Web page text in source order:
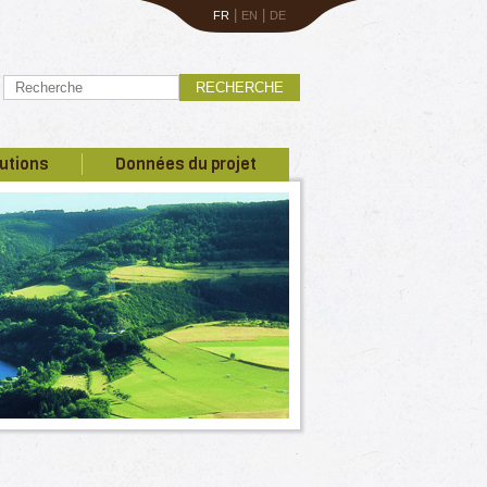
FR| EN DE
RECHERCHE
Données du projet